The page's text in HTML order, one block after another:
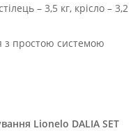
– 3,5 кг, крісло – 3,2
з простою системою
Lionelo DALIA SET